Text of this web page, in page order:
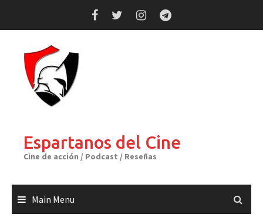
Espartanos del Cine
Cine de acción / Podcast / Reseñas
Main Menu